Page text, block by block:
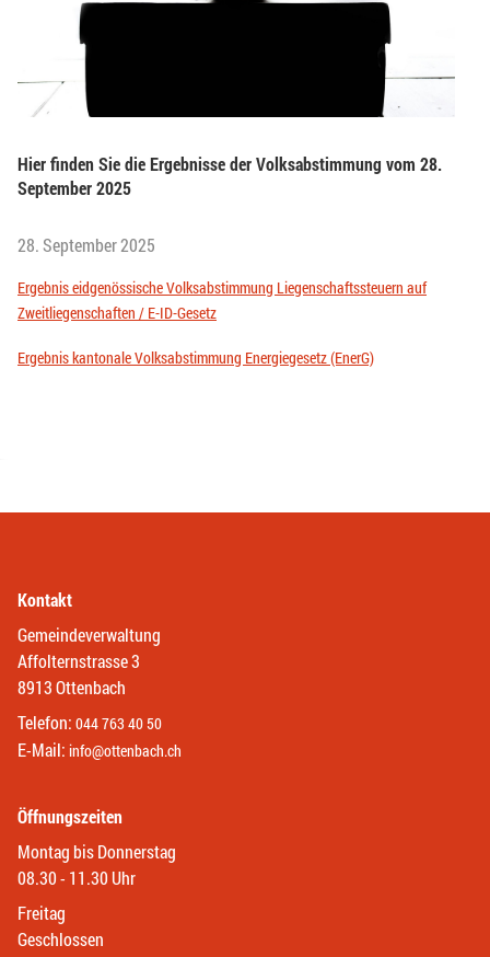
Hier finden Sie die Ergebnisse der Volksabstimmung vom 28.
September 2025
28. September 2025
Ergebnis eidgenössische Volksabstimmung Liegenschaftssteuern auf
Zweitliegenschaften / E-ID-Gesetz
Ergebnis kantonale Volksabstimmung Energiegesetz (EnerG)
Kontakt
Gemeindeverwaltung
Affolternstrasse 3
8913 Ottenbach
Telefon: 044 763 40 50
E-Mail: info@ottenbach.ch
Öffnungszeiten
Montag bis Donnerstag
08.30 - 11.30 Uhr
Freitag
Geschlossen